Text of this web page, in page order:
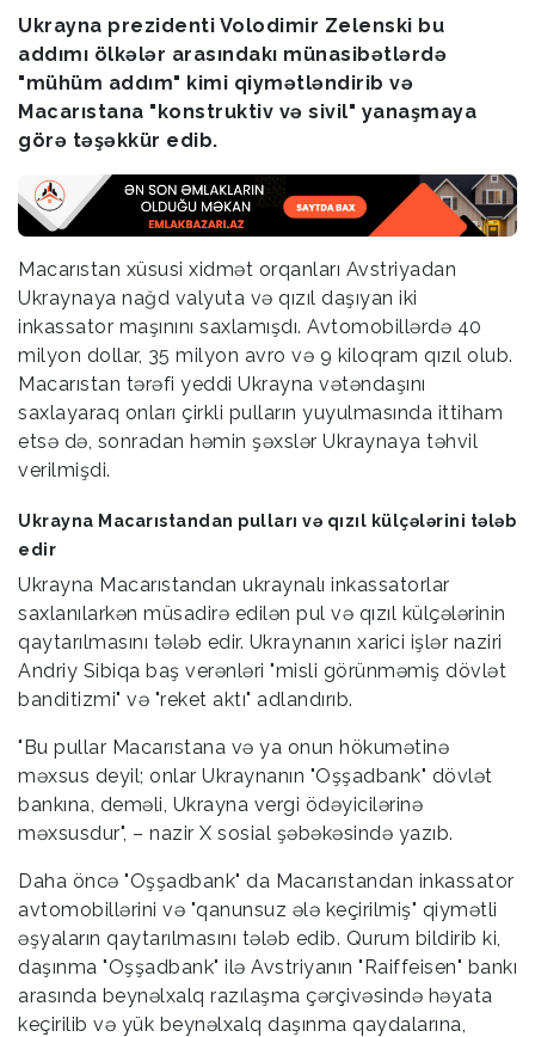
Ukrayna prezidenti Volodimir Zelenski bu
addımı ölkələr arasındakı münasibətlərdə
"mühüm addım" kimi qiymətləndirib və
Macarıstana "konstruktiv və sivil" yanaşmaya
görə təşəkkür edib.
Macarıstan xüsusi xidmət orqanları Avstriyadan
Ukraynaya nağd valyuta və qızıl daşıyan iki
inkassator maşınını saxlamışdı. Avtomobillərdə 40
milyon dollar, 35 milyon avro və 9 kiloqram qızıl olub.
Macarıstan tərəfi yeddi Ukrayna vətəndaşını
saxlayaraq onları çirkli pulların yuyulmasında ittiham
etsə də, sonradan həmin şəxslər Ukraynaya təhvil
verilmişdi.
Ukrayna Macarıstandan pulları və qızıl külçələrini tələb
edir
Ukrayna Macarıstandan ukraynalı inkassatorlar
saxlanılarkən müsadirə edilən pul və qızıl külçələrinin
qaytarılmasını tələb edir. Ukraynanın xarici işlər naziri
Andriy Sibiqa baş verənləri "misli görünməmiş dövlət
banditizmi" və "reket aktı" adlandırıb.
"Bu pullar Macarıstana və ya onun hökumətinə
məxsus deyil; onlar Ukraynanın "Oşşadbank" dövlət
bankına, deməli, Ukrayna vergi ödəyicilərinə
məxsusdur", – nazir X sosial şəbəkəsində yazıb.
Daha öncə "Oşşadbank" da Macarıstandan inkassator
avtomobillərini və "qanunsuz ələ keçirilmiş" qiymətli
əşyaların qaytarılmasını tələb edib. Qurum bildirib ki,
daşınma "Oşşadbank" ilə Avstriyanın "Raiffeisen" bankı
arasında beynəlxalq razılaşma çərçivəsində həyata
keçirilib və yük beynəlxalq daşınma qaydalarına,